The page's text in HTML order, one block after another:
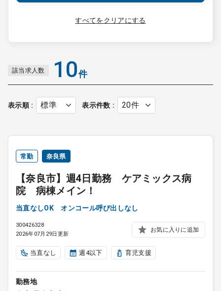
転職ノウハウ
受付時間 9:00 ～ 18:00（平日）
0120-337-613
クリニック開業
採用をお考えの医療機関の方
すべてをクリアにする
該当求人数 10件
表示順 表示件数
常勤 奈良県
【奈良市】週4日勤務 ケアミックス病
院 病棟メイン！
当直なしOK オンコール呼び出しなし
300426328
2026年07月29日更新
お気に入りに追加
当直なし 週4以下 育児支援
勤務地